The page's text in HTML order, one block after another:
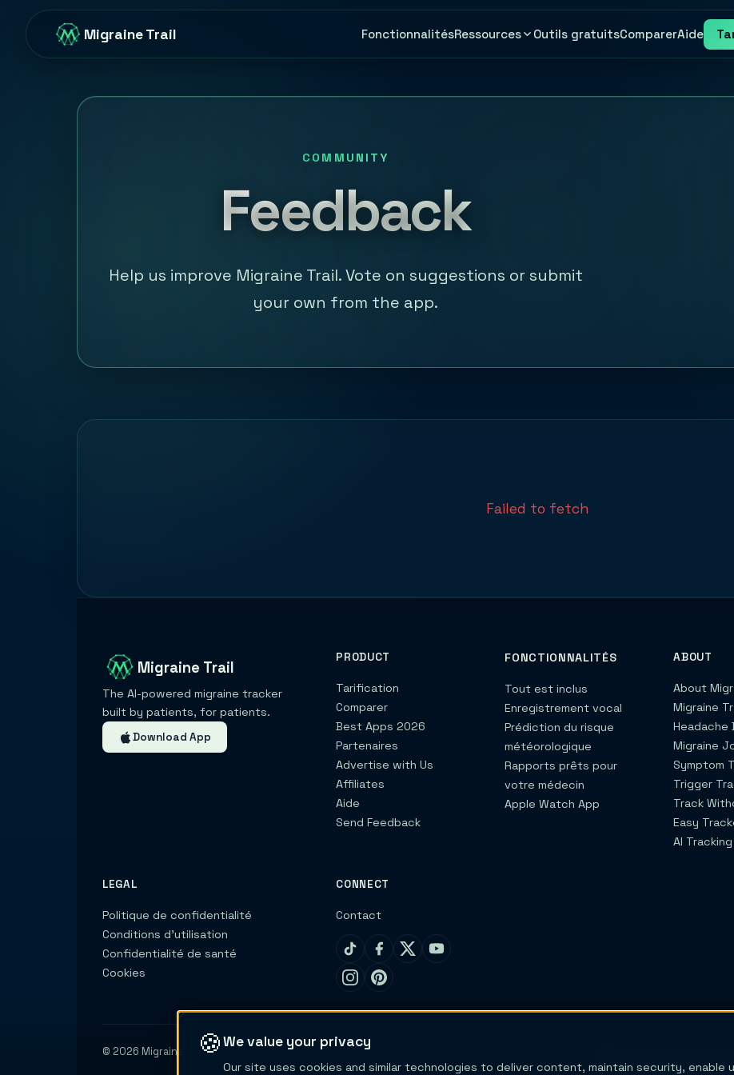
Migraine Trail FonctionnalitésRessources Outils gratuitsComparerAide
COMMUNITY
Feedback
Help us improve Migraine Trail. Vote on suggestions or submit
your own from the app.
Failed to fetch
Migraine Trail
The AI-powered migraine tracker
built by patients, for patients.
Download App
PRODUCT
Tarification
Comparer
Best Apps 2026
Partenaires
Advertise with Us
Affiliates
Aide
Send Feedback
FONCTIONNALITÉS
Tout est inclus
Enregistrement vocal
Prédiction du risque
météorologique
Rapports prêts pour
votre médecin
Apple Watch App
ABOUT
About
Migraine
Headache
Migraine
Symptom
Trigger
Track
Easy
AI Tracking
LEGAL
Politique de confidentialité
Conditions d'utilisation
Confidentialité de santé
Cookies
CONNECT
Contact
© 2026 Migraine Trail
Migraine Trail n’est ni un
Le contenu et les outils
🍪We value your privacy
Our site uses cookies and similar technologies to deliver content, maintain security, enable